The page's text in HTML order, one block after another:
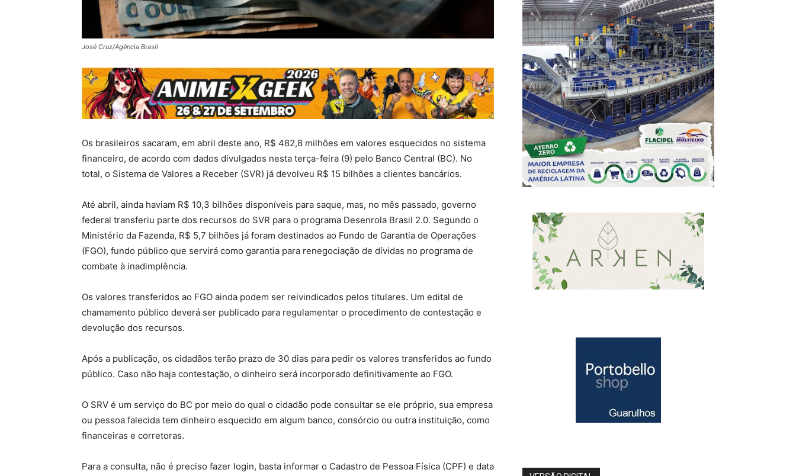
José Cruz/Agência Brasil
Os brasileiros sacaram, em abril deste ano, R$ 482,8 milhões em valores esquecidos no sistema
financeiro, de acordo com dados divulgados nesta terça-feira (9) pelo Banco Central (BC). No
total, o Sistema de Valores a Receber (SVR) já devolveu R$ 15 bilhões a clientes bancários.
Até abril, ainda haviam R$ 10,3 bilhões disponíveis para saque, mas, no mês passado, governo
federal transferiu parte dos recursos do SVR para o programa Desenrola Brasil 2.0. Segundo o
Ministério da Fazenda, R$ 5,7 bilhões já foram destinados ao Fundo de Garantia de Operações
(FGO), fundo público que servirá como garantia para renegociação de dívidas no programa de
combate à inadimplência.
Os valores transferidos ao FGO ainda podem ser reivindicados pelos titulares. Um edital de
chamamento público deverá ser publicado para regulamentar o procedimento de contestação e
devolução dos recursos.
Após a publicação, os cidadãos terão prazo de 30 dias para pedir os valores transferidos ao fundo
público. Caso não haja contestação, o dinheiro será incorporado definitivamente ao FGO.
O SRV é um serviço do BC por meio do qual o cidadão pode consultar se ele próprio, sua empresa
ou pessoa falecida tem dinheiro esquecido em algum banco, consórcio ou outra instituição, como
financeiras e corretoras.
Para a consulta, não é preciso fazer login, basta informar o Cadastro de Pessoa Física (CPF) e data